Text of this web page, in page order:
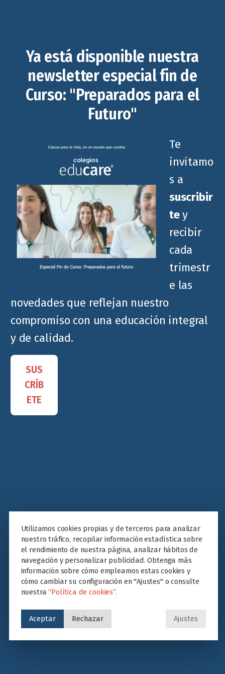
Ya está disponible nuestra
newsletter especial fin de
Curso: "Preparados para el
Futuro"
Te
invitamo
s a
suscribir
tey
recibir
cada
trimestr
e las
novedades que reflejan nuestro
compromiso con una educación integral
y de calidad.
SUS
CRÍB
ETE
Utilizamos cookies propias y de terceros para analizar
nuestro tráfico, recopilar información estadística sobre
el rendimiento de nuestra página, analizar hábitos de
navegación y personalizar publicidad. Obtenga más
información sobre cómo empleamos estas cookies y
cómo cambiar su configuración en "Ajustes" o consulte
nuestra“Política de cookies”.
Aceptar Rechazar Ajustes